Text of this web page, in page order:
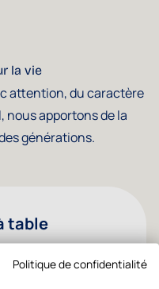
la vie
attention, du caractère
apportons de la
générations.
table
par de nouveaux
atmosphériques.
Politique de confidentialité